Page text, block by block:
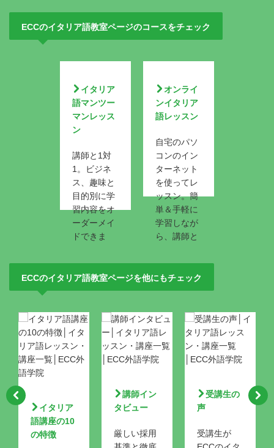
ECCのイタリア語教室ページのコースをチェック
イタリア
語マンツー
マンレッス
ン
講師と1対
1。ビジネ
ス、趣味と
目的別に学
習内容をオ
ーダーメイ
ドできま
オンライ
ンイタリア
語レッスン
自宅のパソ
コンのイン
ターネット
を使ってレ
ッスン。簡
単＆手軽に
学習しなが
ら、講師と
も楽しめま
す！
ECCのイタリア語教室ページを他にもチェック
イタリア
語講座の10
の特徴
講師イン
タビュー
厳しい採用
受講生の
声
受講生が